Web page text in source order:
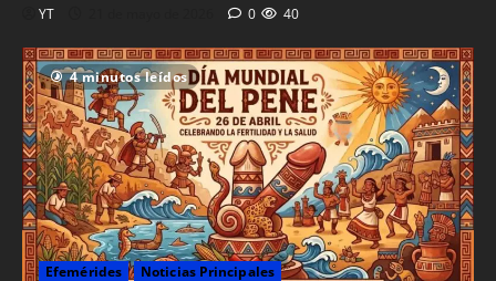
YT 0 40
4 minutos leídos
Efemérides Noticias Principales